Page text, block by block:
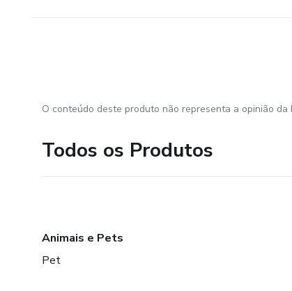
O conteúdo deste produto não representa a opinião
Todos os Produtos
Animais e Pets
Pet